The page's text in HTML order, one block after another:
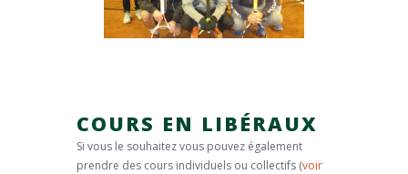
COURS EN LIBÉRAUX
Si vous le souhaitez vous pouvez également
prendre des cours individuels ou collectifs (voir